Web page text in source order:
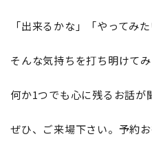
「出来るかな」「やってみた
そんな気持ちを打ち明けて
何か1つでも心に残るお話が
ぜひ、ご来場下さい。予約